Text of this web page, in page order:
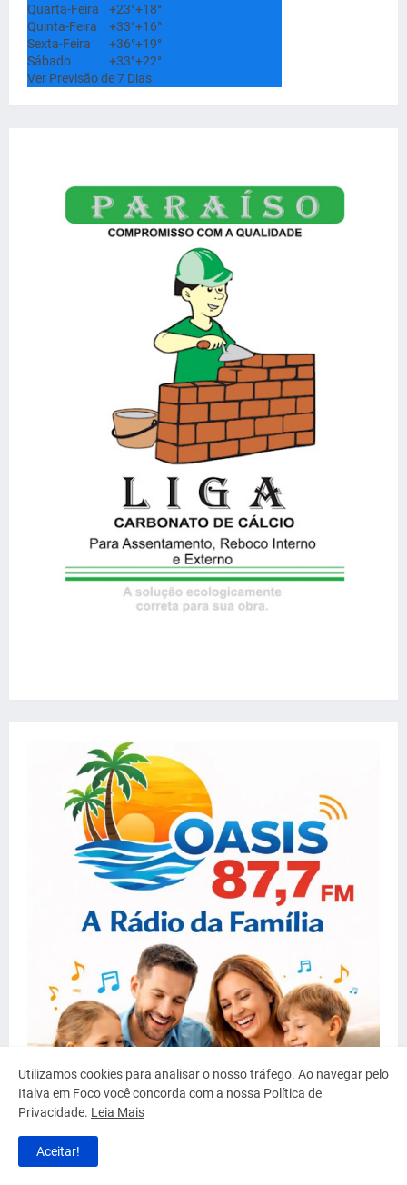
Quarta-Feira
+23°+18°
Quinta-Feira
+33°+16°
Sexta-Feira
+36°+19°
Sábado
+33°+22°
Ver Previsão de 7 Dias
Utilizamos cookies para analisar o nosso tráfego. Ao navegar pelo
Italva em Foco você concorda com a nossa Política de
Privacidade. Leia Mais
Aceitar!